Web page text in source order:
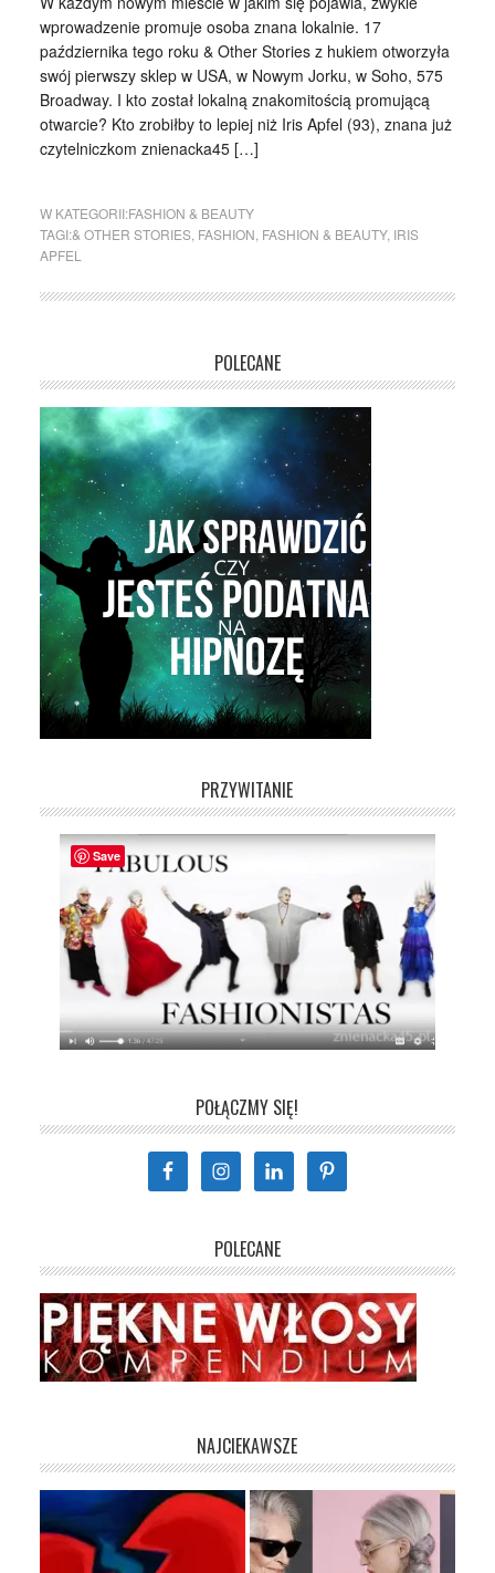
wprowadzenie promuje osoba znana lokalnie. 17
października tego roku & Other Stories z hukiem otworzyła
swój pierwszy sklep w USA, w Nowym Jorku, w Soho, 575
Broadway. I kto został lokalną znakomitością promującą
otwarcie? Kto zrobiłby to lepiej niż Iris Apfel (93), znana już
czytelniczkom znienacka45 […]
W KATEGORII:FASHION & BEAUTY
TAGI:& OTHER STORIES, FASHION FASHION & BEAUTY, IRIS
APFEL
POLECANE
PRZYWITANIE
POŁĄCZMY SIĘ!
POLECANE
NAJCIEKAWSZE
Save